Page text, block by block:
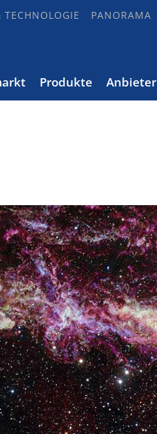
PANORAMA
Produkte Anbieter